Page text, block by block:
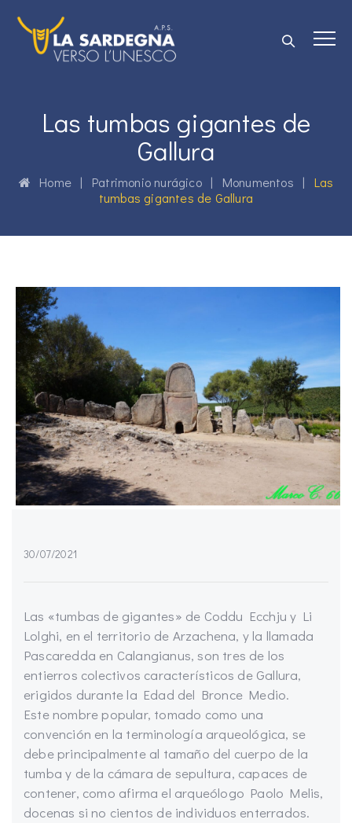
Las tumbas gigantes de
Gallura
Home| Patrimonio nurágico| Monumentos | Las
tumbas gigantes de Gallura
30/07/2021
Las «tumbas de gigantes» de Coddu Ecchju y Li
Lolghi, en el territorio de Arzachena, y la llamada
Pascaredda en Calangianus, son tres de los
entierros colectivos característicos de Gallura,
erigidos durante la Edad del Bronce Medio.
Este nombre popular, tomado como una
convención en la terminología arqueológica, se
debe principalmente al tamaño del cuerpo de la
tumba y de la cámara de sepultura, capaces de
contener, como afirma el arqueólogo Paolo Melis,
docenas si no cientos de individuos enterrados.